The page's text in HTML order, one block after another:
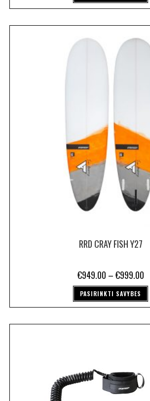
RRD CRAY FISH Y27
€949.00 –€999.00
PASIRINKTI SAVYBES